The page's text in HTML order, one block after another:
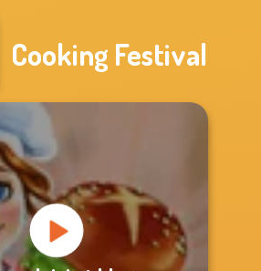
Cooking Festival